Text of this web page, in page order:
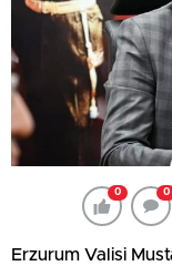
0 0
Erzurum Valisi